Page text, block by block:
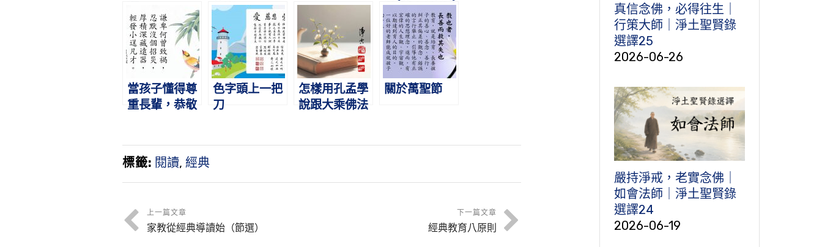
當孩子懂得尊
重長輩，恭敬
色字頭上一把
刀
怎樣用孔孟學
說跟大乘佛法
關於萬聖節
標籤: 閱讀, 經典
上一篇文章
家教從經典導讀始（節選）
下一篇文章
經典教育八原則
真信念佛，必得往生｜
行策大師｜淨土聖賢錄
選譯25
2026-06-26
嚴持淨戒，老實念佛｜
如會法師｜淨土聖賢錄
選譯24
2026-06-19